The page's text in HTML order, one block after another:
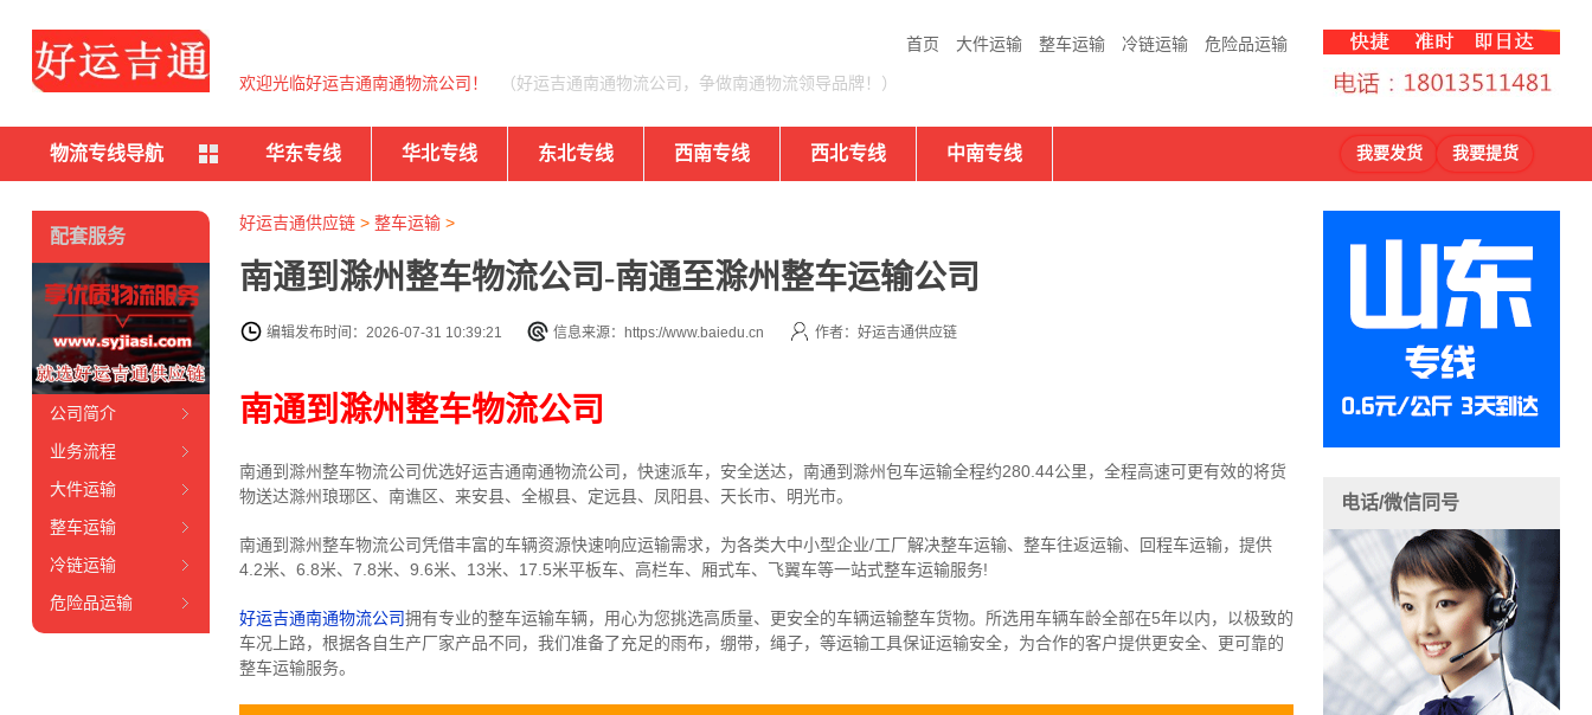
首页 大件运输 整车运输 冷链运输 危险品运输
欢迎光临好运吉通南通物流公司！ （好运吉通南通物流公司，争做南通物流领导品牌！）
物流专线导航 华东专线 华北专线 东北专线 西南专线 西北专线 中南专线 我要发货 我要提货
好运吉通供应链> 整车运输>
南通到滁州整车物流公司-南通至滁州整车运输公司
编辑发布时间：2026-07-31 10:39:21 信息来源：https://www.baiedu.cn 作者：好运吉通供应链
南通到滁州整车物流公司
南通到滁州整车物流公司优选好运吉通南通物流公司，快速派车，安全送达，南通到滁州包车运输全程约280.44公里，全程高速可更有效的将货
物送达滁州琅琊区、南谯区、来安县、全椒县、定远县、凤阳县、天长市、明光市。
南通到滁州整车物流公司凭借丰富的车辆资源快速响应运输需求，为各类大中小型企业/工厂解决整车运输、整车往返运输、回程车运输， 提供
4.2米、6.8米、7.8米、9.6米、13米、17.5米平板车、高栏车、厢式车、飞翼车等一站式整车运输服务!
好运吉通南通物流公司拥有专业的整车运输车辆，用心为您挑选高质量、更安全的车辆运输整车货物。所选用车辆车龄全部在5年以内，以极致的
车况上路，根据各自生产厂家产品不同，我们准备了充足的雨布，绷带，绳子，等运输工具保证运输安全，为合作的客户提供更安全、更可靠的
整车运输服务。
配套服务
公司简介
业务流程
大件运输
整车运输
冷链运输
危险品运输
电话/微信同号